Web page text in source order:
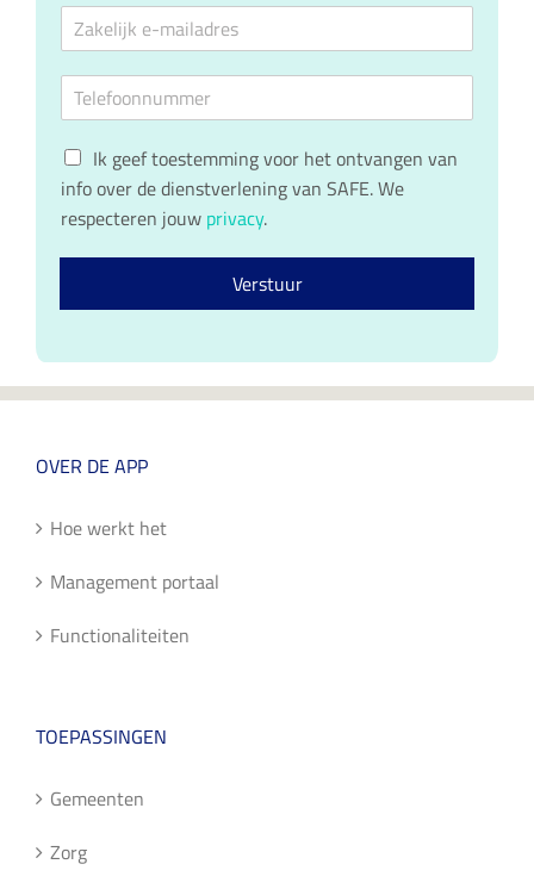
m
a
a
i
s
a
a
m
*
E
i
a
d
e
s
T
e
f
o
o
n
e
r
G
D
P
R
c
n
t
Ik geef toestemming voor het ontvangen van
info over de dienstverlening van SAFE. We
respecteren jouw privacy.
Verstuur
OVER DE APP
Hoe werkt het
Management portaal
Functionaliteiten
TOEPASSINGEN
Gemeenten
Zorg